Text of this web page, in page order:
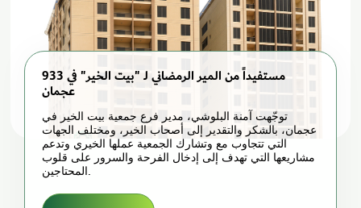
933 مستفيداً من المير الرمضاني لـ "بيت الخير" في
عجمان
توجّهت آمنة البلوشي، مدير فرع جمعية بيت الخير في
عجمان، بالشكر والتقدير إلى أصحاب الخير، ومختلف الجهات
التي تتجاوب مع وتشارك الجمعية عملها الخيري وتدعم
مشاريعها التي تهدف إلى إدخال الفرحة والسرور على قلوب
المحتاجين.